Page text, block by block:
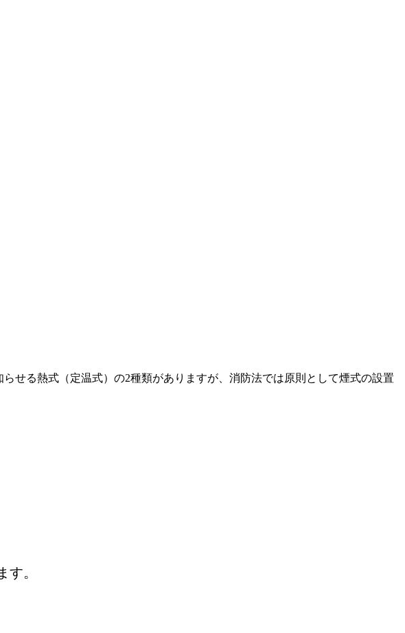
せる熱式（定温式）の2種類がありますが、消防法では原則として煙式の設置
。